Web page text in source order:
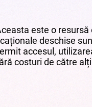
este o resursă
deschise
accesul,
costuri de către